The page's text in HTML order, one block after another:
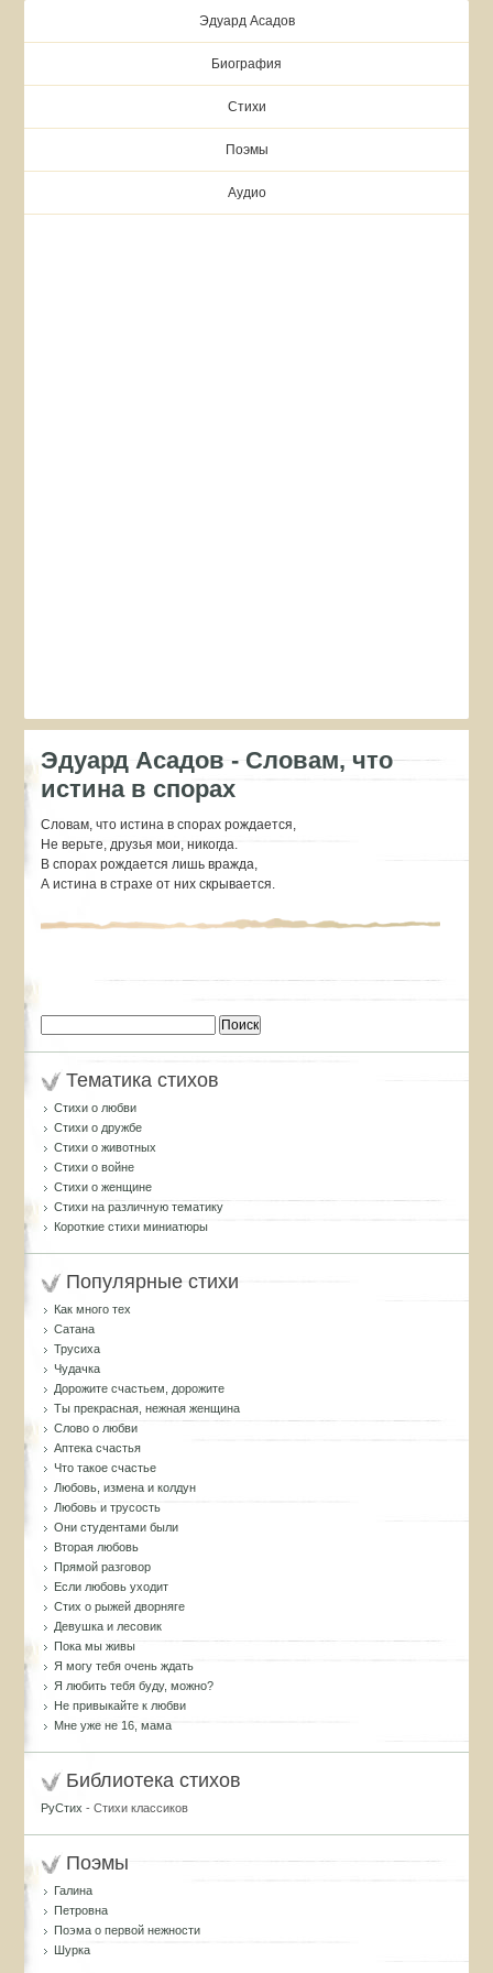
Эдуард Асадов
Биография
Стихи
Поэмы
Аудио
Эдуард Асадов - Словам, что
истина в спорах
Словам, что истина в спорах рождается,
Не верьте, друзья мои, никогда.
В спорах рождается лишь вражда,
А истина в страхе от них скрывается.
Тематика стихов
Стихи о любви
Стихи о дружбе
Стихи о животных
Стихи о войне
Стихи о женщине
Стихи на различную тематику
Короткие стихи миниатюры
Популярные стихи
Как много тех
Сатана
Трусиха
Чудачка
Дорожите счастьем, дорожите
Ты прекрасная, нежная женщина
Слово о любви
Аптека счастья
Что такое счастье
Любовь, измена и колдун
Любовь и трусость
Они студентами были
Вторая любовь
Прямой разговор
Если любовь уходит
Стих о рыжей дворняге
Девушка и лесовик
Пока мы живы
Я могу тебя очень ждать
Я любить тебя буду, можно?
Не привыкайте к любви
Мне уже не 16, мама
Библиотека стихов
РуСтих - Стихи классиков
Поэмы
Галина
Петровна
Поэма о первой нежности
Шурка